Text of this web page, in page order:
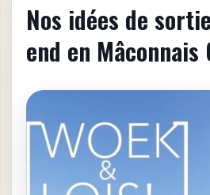
Nos idées de
end en Mâconnais